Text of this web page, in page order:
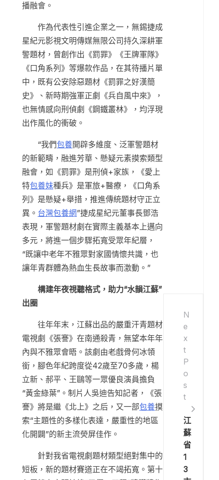
播融會。
作為代表性引進企業之一，無錫捷成
星紀元影視文明傳媒無限公司持久深耕軍
警題材，曾創作出《罰罪》《王牌軍隊》
《口角系列》等爆款作品，在其待播片單
中，既有公安除惡題材《罰罪之好漢簡
史》、新時期強軍正劇《兵自風中來》，
也無情感向刑偵劇《鋼鐵叢林》，均浮現
出作風化的衝破。
“我們包養開辟多維度、泛軍警題材
的新範疇，融進芳華、懸疑元素摸索類型
融會，如《罰罪》是刑偵+家族，《愛上
特包養妹種兵》是軍旅+醫療，《口角系
列》是懸疑+舉措，推進傳統題材守正立
異。 台灣包養網”捷成星紀元董事長鄧浩
表現，軍警題材劇在實際主義基本上邁向
多元，將進一個步驟拓寬受眾年紀層，
“既讓中老年不雅眾對家國情懷共識，也
讓年青群體為熱血生長故事而激動。”
構建年夜視聽格式，助力“水韻江蘇”
出圈
往年年末，江蘇出品的嚴重汗青題材
電視劇《張謇》在南通殺青，無望本年年
內與不雅眾會晤。該劇由老戲骨何冰領
銜，腳色年紀跨度從42歲至70多歲，楊
立新、郝平、王鷗等一眾優良演員擔負
“黃金綠葉”。制片人吳迪告知記者，《張
謇》將是繼《北上》之后，又一部包養摸
索“主題性的多樣化表達，嚴重性的地區
化開闢”的新主流熒屏佳作。
針對我省電視劇題材類型絕對集中的
短板，新的題材賽道正在不竭拓寬。第十
N
e
x
t
P
o
s
t
江
蘇
省
1
3